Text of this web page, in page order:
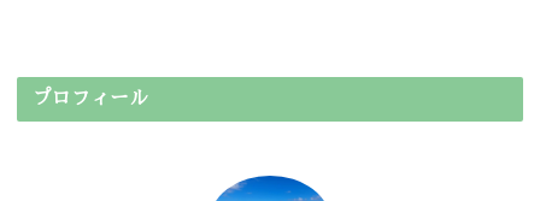
プロフィール